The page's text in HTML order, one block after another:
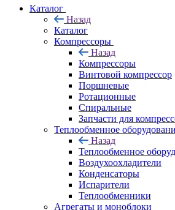
Каталог
Назад
Каталог
Компрессоры
Назад
Компрессоры
Винтовой компрессор
Поршневые
Ротационные
Спиральные
Запчасти для
Теплообменное
Назад
Теплообменное
Воздухоохладители
Конденсаторы
Испарители
Теплообменники
Агрегаты и моноблоки